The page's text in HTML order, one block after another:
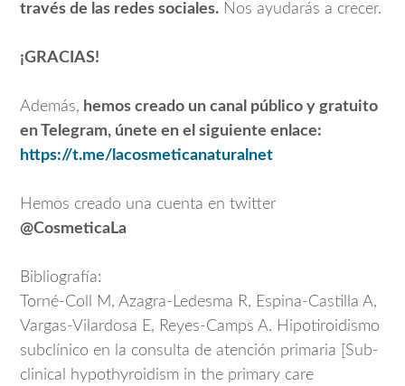
través de las redes sociales. Nos ayudarás a crecer.
¡GRACIAS!
Además, hemos creado un canal público y gratuito
en Telegram, únete en el siguiente enlace:
https://t.me/lacosmeticanaturalnet
Hemos creado una cuenta en twitter
@CosmeticaLa
Bibliografía:
Torné-Coll M, Azagra-Ledesma R, Espina-Castilla A,
Vargas-Vilardosa E, Reyes-Camps A. Hipotiroidismo
subclínico en la consulta de atención primaria [Sub-
clinical hypothyroidism in the primary care